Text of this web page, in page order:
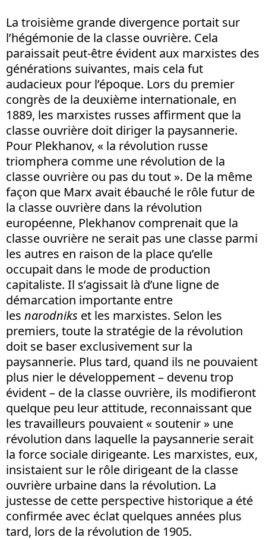
La troisième grande divergence portait sur
l’hégémonie de la classe ouvrière. Cela
paraissait peut-être évident aux marxistes des
générations suivantes, mais cela fut
audacieux pour l’époque. Lors du premier
congrès de la deuxième internationale, en
1889, les marxistes russes affirment que la
classe ouvrière doit diriger la paysannerie.
Pour Plekhanov, « la révolution russe
triomphera comme une révolution de la
classe ouvrière ou pas du tout ». De la même
façon que Marx avait ébauché le rôle futur de
la classe ouvrière dans la révolution
européenne, Plekhanov comprenait que la
classe ouvrière ne serait pas une classe parmi
les autres en raison de la place qu’elle
occupait dans le mode de production
capitaliste. Il s’agissait là d’une ligne de
démarcation importante entre
les narodniks et les marxistes. Selon les
premiers, toute la stratégie de la révolution
doit se baser exclusivement sur la
paysannerie. Plus tard, quand ils ne pouvaient
plus nier le développement – devenu trop
évident – de la classe ouvrière, ils modifieront
quelque peu leur attitude, reconnaissant que
les travailleurs pouvaient « soutenir » une
révolution dans laquelle la paysannerie serait
la force sociale dirigeante. Les marxistes, eux,
insistaient sur le rôle dirigeant de la classe
ouvrière urbaine dans la révolution. La
justesse de cette perspective historique a été
confirmée avec éclat quelques années plus
tard, lors de la révolution de 1905.